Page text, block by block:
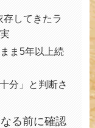
してきたラ
ま5年以上続
分」と判断さ
る前に確認